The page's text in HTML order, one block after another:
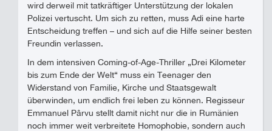
wird derweil mit tatkräftiger Unterstützung der lokalen
Polizei vertuscht. Um sich zu retten, muss Adi eine harte
Entscheidung treffen – und sich auf die Hilfe seiner besten
Freundin verlassen.
In dem intensiven Coming-of-Age-Thriller „Drei Kilometer
bis zum Ende der Welt“ muss ein Teenager den
Widerstand von Familie, Kirche und Staatsgewalt
überwinden, um endlich frei leben zu können. Regisseur
Emmanuel Pârvu stellt damit nicht nur die in Rumänien
noch immer weit verbreitete Homophobie, sondern auch